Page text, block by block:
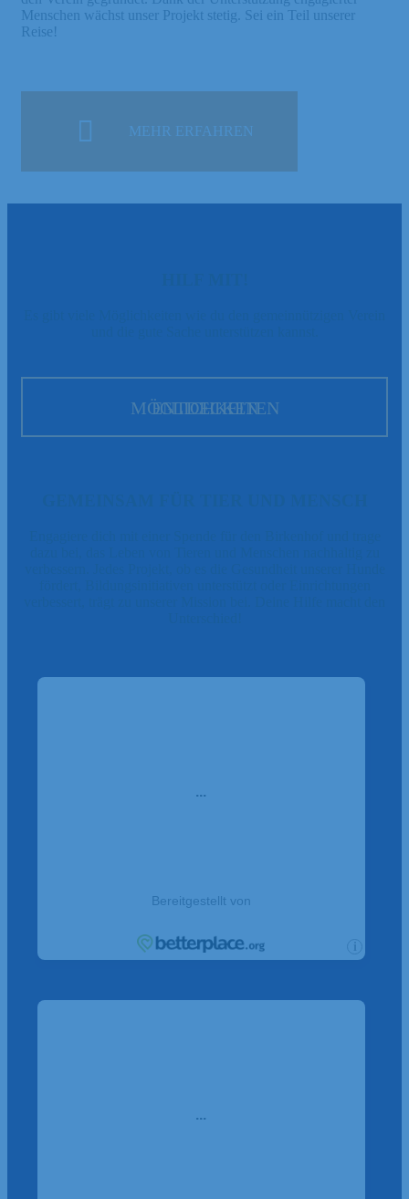
Menschen wächst unser Projekt stetig. Sei ein Teil unserer
Reise!
MEHR ERFAHREN
MÖGLICHKEITEN ENTDECKEN